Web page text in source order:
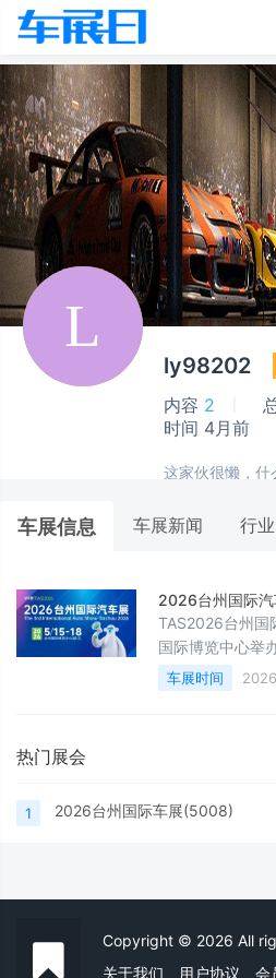
ly98202
内容 2
时间 4月前
这家伙很懒，什
车展信息 车展新闻 行
2026台州国际汽
TAS2026台州国
国际博览中心举
为主题，立足台
角，融合新品展
车展时间
热门展会
1 2026台州国际车展(5008)
Copyright © 2026 All
关于我们
用户协议 会